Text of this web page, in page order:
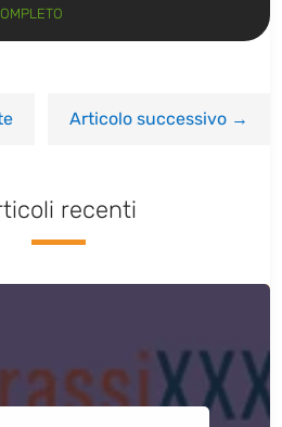
Articolo successivo→
recenti